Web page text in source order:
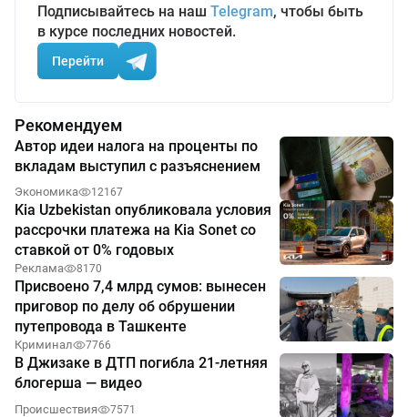
Подписывайтесь на наш Telegram, чтобы быть
в курсе последних новостей.
Перейти
Рекомендуем
Автор идеи налога на проценты по
вкладам выступил с разъяснением
Экономика 12167
Kia Uzbekistan опубликовала условия
рассрочки платежа на Kia Sonet со
ставкой от 0% годовых
Реклама 8170
Присвоено 7,4 млрд сумов: вынесен
приговор по делу об обрушении
путепровода в Ташкенте
Криминал 7766
В Джизаке в ДТП погибла 21-летняя
блогерша — видео
Происшествия 7571